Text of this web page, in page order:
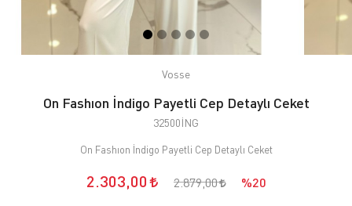
Vosse
On Fashıon İndigo Payetli Cep Detaylı Ceket
32500İNG
On Fashıon İndigo Payetli Cep Detaylı Ceket
2.303,00 2.879,00 %20